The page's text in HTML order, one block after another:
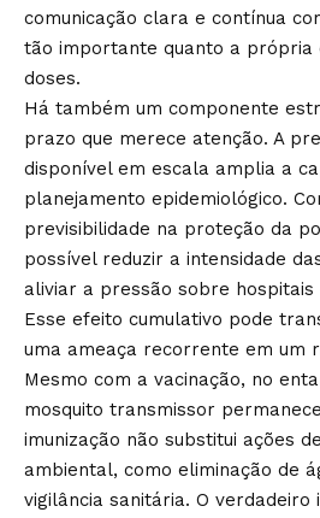
comunicação clara e contínua
tão importante quanto a própria
doses.
Há também um componente
prazo que merece atenção. A
disponível em escala amplia a
planejamento epidemiológico.
previsibilidade na proteção da
possível reduzir a intensidade
aliviar a pressão sobre
Esse efeito cumulativo pode
uma ameaça recorrente em um
Mesmo com a vacinação, no
mosquito transmissor
imunização não substitui ações
ambiental, como eliminação de
vigilância sanitária. O verdadeiro